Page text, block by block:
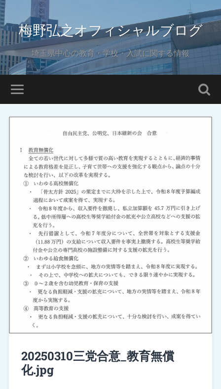
梅野弘之オフィシャルブログ
埼玉県中心の教育・学校・入試に関する情報
20250310三党合意_教育無償
化.jpg